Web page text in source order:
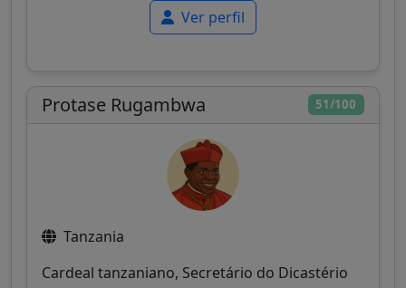
Ver perfil
51/100
Protase Rugambwa
Tanzania
Cardeal tanzaniano, Secretário do Dicastério